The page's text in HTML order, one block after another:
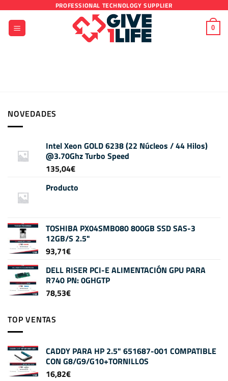
contenido
PROFESSIONAL TECHNOLOGY SUPPLIER
0
NOVEDADES
Intel Xeon GOLD 6238 (22 Núcleos / 44 Hilos)
@3.70Ghz Turbo Speed
135,04€
Producto
TOSHIBA PX04SMB080 800GB SSD SAS-3
12GB/S 2.5"
93,71€
DELL RISER PCI-E ALIMENTACIÓN GPU PARA
R740 PN: 0GHGTP
78,53€
TOP VENTAS
CADDY PARA HP 2.5" 651687-001 COMPATIBLE
CON G8/G9/G10+TORNILLOS
16,82€